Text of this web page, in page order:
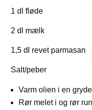
1 dl fløde
2 dl mælk
1,5 dl revet parmasan
Salt/peber
Varm olien i en
Rør melet i og rør